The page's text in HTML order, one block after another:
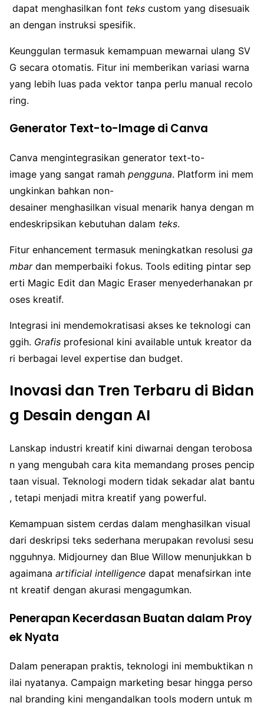
dapat menghasilkan font teks custom yang disesuaik
an dengan instruksi spesifik.
Keunggulan termasuk kemampuan mewarnai ulang SV
G secara otomatis. Fitur ini memberikan variasi warna
yang lebih luas pada vektor tanpa perlu manual recolo
ring.
Generator Text-to-Image di Canva
Canva mengintegrasikan generator text-to-
image yang sangat ramah pengguna. Platform ini mem
ungkinkan bahkan non-
desainer menghasilkan visual menarik hanya dengan m
endeskripsikan kebutuhan dalam teks.
Fitur enhancement termasuk meningkatkan resolusi ga
mbardan memperbaiki fokus. Tools editing pintar sep
erti Magic Edit dan Magic Eraser menyederhanakan pr
oses kreatif.
Integrasi ini mendemokratisasi akses ke teknologi can
ggih. Grafis profesional kini available untuk kreator da
ri berbagai level expertise dan budget.
Inovasi dan Tren Terbaru di Bidan
g Desain dengan AI
Lanskap industri kreatif kini diwarnai dengan terobosa
n yang mengubah cara kita memandang proses pencip
taan visual. Teknologi modern tidak sekadar alat bantu
, tetapi menjadi mitra kreatif yang powerful.
Kemampuan sistem cerdas dalam menghasilkan visual
dari deskripsi teks sederhana merupakan revolusi sesu
ngguhnya. Midjourney dan Blue Willow menunjukkan b
agaimana artificial intelligence dapat menafsirkan inte
nt kreatif dengan akurasi mengagumkan.
Penerapan Kecerdasan Buatan dalam Proy
ek Nyata
Dalam penerapan praktis, teknologi ini membuktikan n
ilai nyatanya. Campaign marketing besar hingga perso
nal branding kini mengandalkan tools modern untuk m